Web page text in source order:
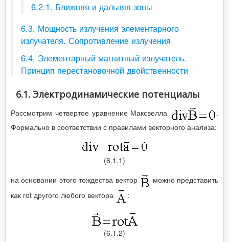
6.2.1. Ближняя и дальняя зоны
6.3. Мощность излучения элементарного
излучателя. Сопротивление излучения
6.4. Элементарный магнитный излучатель.
Принцип перестановочной двойственности
6.1. Электродинамические потенциалы
Рассмотрим четвертое уравнение Максвелла
.
Формально в соответствии с правилами векторного анализа:
(6.1.1)
на основании этого тождества вектор
можно представить
как rot другого любого вектора
:
(6.1.2)